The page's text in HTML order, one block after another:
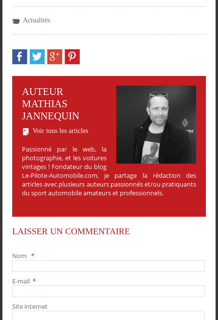
Actualités
AUTEUR
MATHIAS
JANNEQUIN
Voir tous les articles
Passionné par le web, la
photographie, et les voitures
vintages ! Fondateur du blog
Le-Pilote-Automobile.com, je partage la rédaction des
articles avec plusieurs auteurs passionnés et/ou pratiquants
du sport automobile amateurs et professionnels.
LAISSER UN COMMENTAIRE
Nom *
E-mail *
Site internet